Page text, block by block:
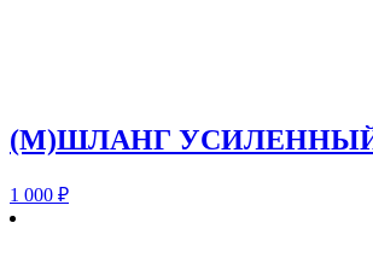
(M)ШЛАНГ УСИЛЕННЫЙ
1 000 ₽